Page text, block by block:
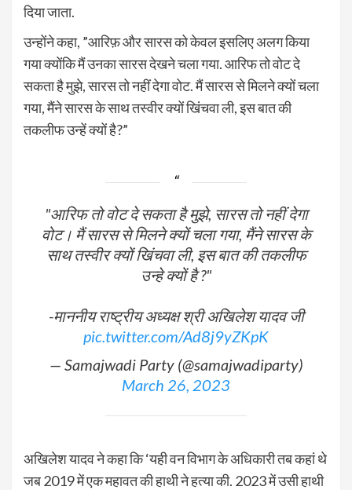
दिया जाता.
उन्होंने कहा, ”आरिफ़ और सारस को केवल इसलिए अलग किया
गया क्योंकि मैं उनका सारस देखने चला गया. आरिफ तो वोट दे
सकता है मुझे, सारस तो नहीं देगा वोट. मैं सारस से मिलने क्यों चला
गया, मैंने सारस के साथ तस्वीर क्यों खिंचवा ली, इस बात की
तकलीफ उन्हें क्यों है?”
"आरिफ तो वोट दे सकता है मुझे, सारस तो नहीं देगा
वोट। मैं सारस से मिलने क्यों चला गया, मैंने सारस के
साथ तस्वीर क्यों खिंचवा ली, इस बात की तकलीफ
उन्हे क्यों है ?"
-माननीय राष्ट्रीय अध्यक्ष श्री अखिलेश यादव जी
pic.twitter.com/Ad8j9yZKpK
— Samajwadi Party (@samajwadiparty)
March 26, 2023
अखिलेश यादव ने कहा कि ‘यही वन विभाग के अधिकारी तब कहां थे
जब 2019 में एक महावत की हाथी ने हत्या की. 2023 में उसी हाथी